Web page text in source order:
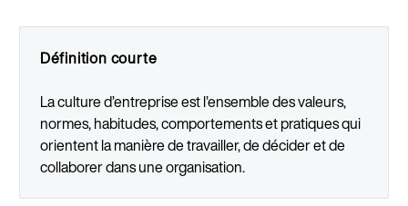
Définition courte
La culture d’entreprise est l’ensemble des valeurs,
normes, habitudes, comportements et pratiques qui
orientent la manière de travailler, de décider et de
collaborer dans une organisation.